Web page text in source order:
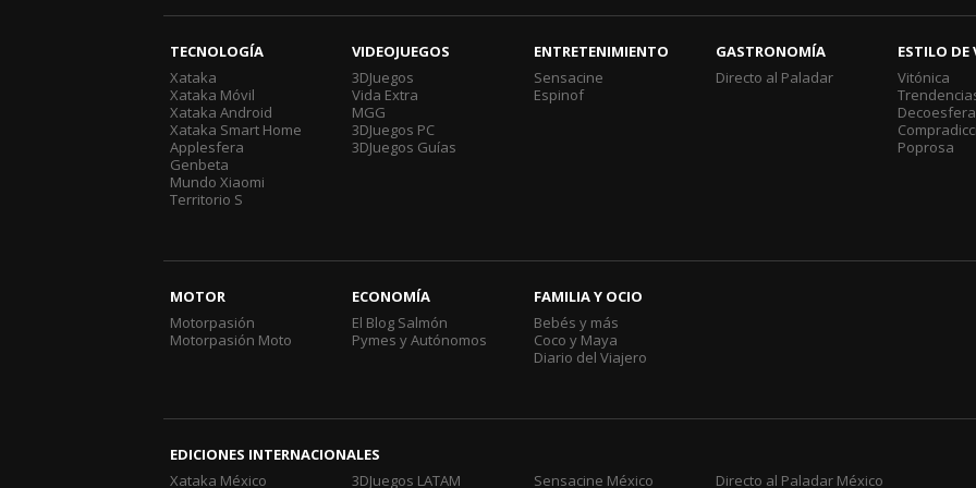
TECNOLOGÍA
Xataka
Xataka Móvil
Xataka Android
Xataka Smart Home
Applesfera
Genbeta
Mundo Xiaomi
Territorio S
VIDEOJUEGOS
3DJuegos
Vida Extra
MGG
3DJuegos PC
3DJuegos Guías
ENTRETENIMIENTO
Sensacine
Espinof
GASTRONOMÍA
Directo al Paladar
ESTILO DE
Vitónica
Decoesfera
Poprosa
MOTOR
Motorpasión
Motorpasión Moto
ECONOMÍA
El Blog Salmón
Pymes y Autónomos
FAMILIA Y OCIO
Bebés y más
Coco y Maya
Diario del Viajero
EDICIONES INTERNACIONALES
Xataka México
3DJuegos LATAM Sensacine México Directo al Paladar México